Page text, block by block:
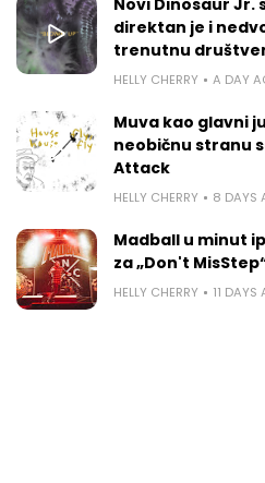
direktan je i
trenutnu
HELLY CHERRY A DAY
Muva kao glavni
neobičnu stranu
Attack
HELLY CHERRY 8 DAYS
Madball u minut
za „Don't
HELLY CHERRY 11 DAYS